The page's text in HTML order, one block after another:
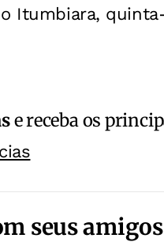
Itumbiara,
e receba os
seus amigos